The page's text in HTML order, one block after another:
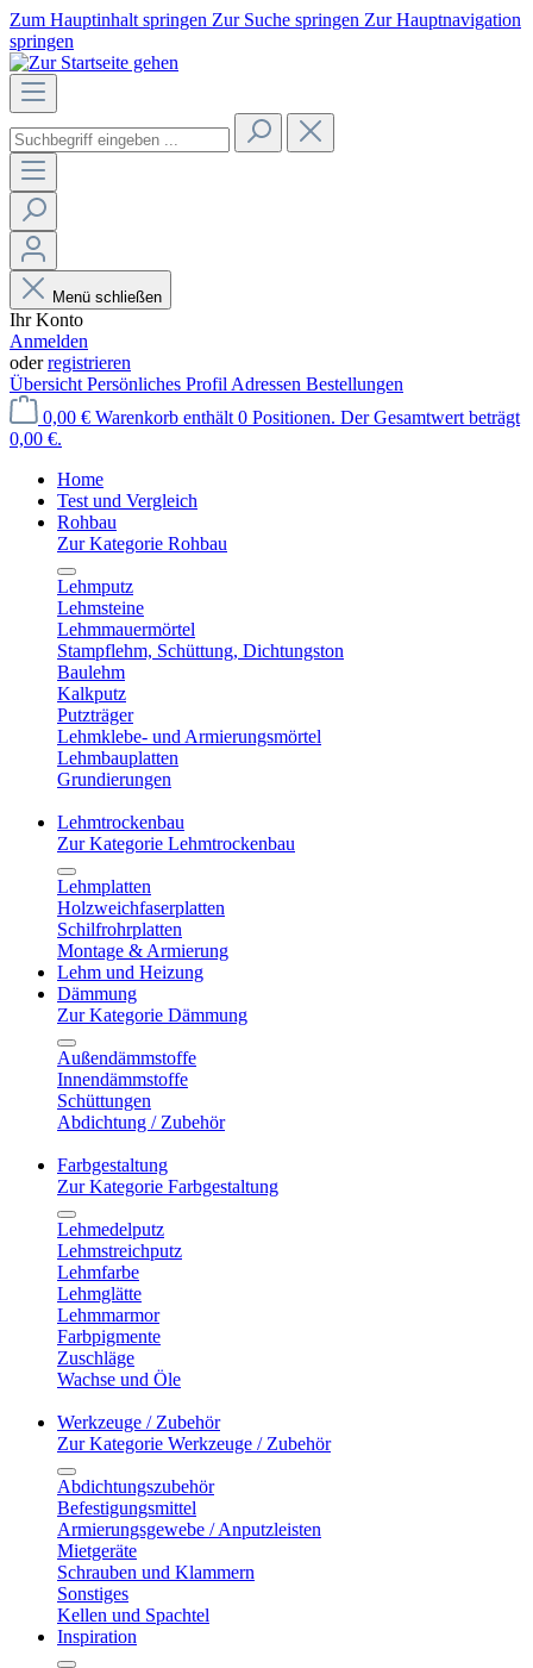
Zum Hauptinhalt springen Zur Suche springen Zur Hauptnavigation
springen
Menü schließen
Ihr Konto
Anmelden
oderregistrieren
Übersicht Persönliches Profil Adressen Bestellungen
0,00 € Warenkorb enthält 0 Positionen. Der Gesamtwert beträgt
0,00 €.
Home
Test und Vergleich
Rohbau
Zur Kategorie Rohbau
Lehmputz
Lehmsteine
Lehmmauermörtel
Stampflehm, Schüttung, Dichtungston
Baulehm
Kalkputz
Putzträger
Lehmklebe- und Armierungsmörtel
Lehmbauplatten
Grundierungen
Lehmtrockenbau
Zur Kategorie Lehmtrockenbau
Lehmplatten
Holzweichfaserplatten
Schilfrohrplatten
Montage & Armierung
Lehm und Heizung
Dämmung
Zur Kategorie Dämmung
Außendämmstoffe
Innendämmstoffe
Schüttungen
Abdichtung / Zubehör
Farbgestaltung
Zur Kategorie Farbgestaltung
Lehmedelputz
Lehmstreichputz
Lehmfarbe
Lehmglätte
Lehmmarmor
Farbpigmente
Zuschläge
Wachse und Öle
Werkzeuge / Zubehör
Zur Kategorie Werkzeuge / Zubehör
Abdichtungszubehör
Befestigungsmittel
Armierungsgewebe / Anputzleisten
Mietgeräte
Schrauben und Klammern
Sonstiges
Kellen und Spachtel
Inspiration